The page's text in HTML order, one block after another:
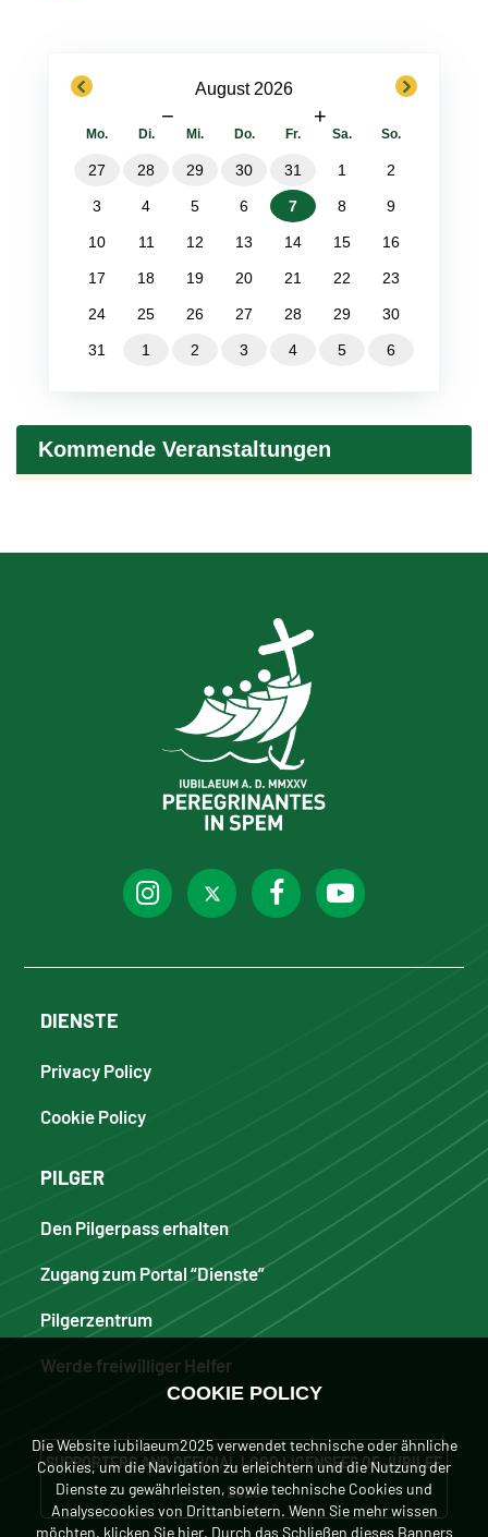
previous August 2026
− +
next
Mo. Di. Mi. Do. Fr. Sa. So.
27 28 29 30 31 1 2
3 4 5 6 7 8 9
10 11 12 13 14 15 16
17 18 19 20 21 22 23
24 25 26 27 28 29 30
31 1 2 3 4 5 6
Kommende Veranstaltungen
DIENSTE
Privacy Policy
Cookie Policy
PILGER
Den Pilgerpass erhalten
Zugang zum Portal “Dienste”
Pilgerzentrum
Werde freiwilliger Helfer
SUPPORTERS AND OFFICIAL LOGO LICENSEES OF JUBILEE
2025
COOKIE POLICY
Die Website iubilaeum2025 verwendet technische oder ähnliche
Cookies, um die Navigation zu erleichtern und die Nutzung der
Dienste zu gewährleisten, sowie technische Cookies und
Analysecookies von Drittanbietern. Wenn Sie mehr wissen
möchten, klicken Sie hier. Durch das Schließen dieses Banners